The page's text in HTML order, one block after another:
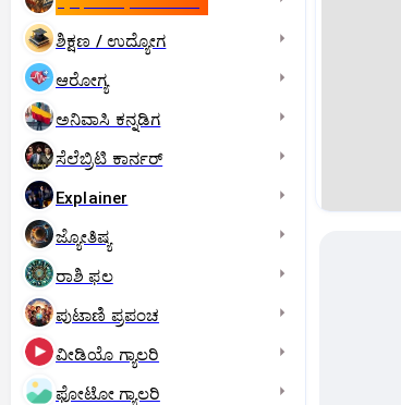
ಶಿಕ್ಷಣ / ಉದ್ಯೋಗ
ಆರೋಗ್ಯ
ಅನಿವಾಸಿ ಕನ್ನಡಿಗ
ಸೆಲೆಬ್ರಿಟಿ ಕಾರ್ನರ್‌
Explainer
ಜ್ಯೋತಿಷ್ಯ
ರಾಶಿ ಫಲ
ಪುಟಾಣಿ ಪ್ರಪಂಚ
ವೀಡಿಯೊ ಗ್ಯಾಲರಿ
ಫೋಟೋ ಗ್ಯಾಲರಿ